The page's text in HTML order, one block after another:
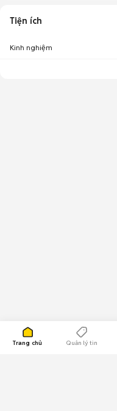
Trang chủ Quản lý tin
Tiện ích
Kinh nghiệm